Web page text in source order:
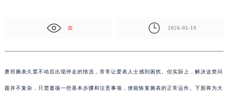
次 2026-05-19
萧邦腕表久置不动后出现停走的情况，常常让爱表人士感到困扰。但实际上，解决这类问
题并不复杂，只需遵循一些基本步骤和注意事项，便能恢复腕表的正常运作。下面将为大